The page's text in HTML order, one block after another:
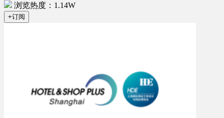
浏览热度：1.14W
+订阅